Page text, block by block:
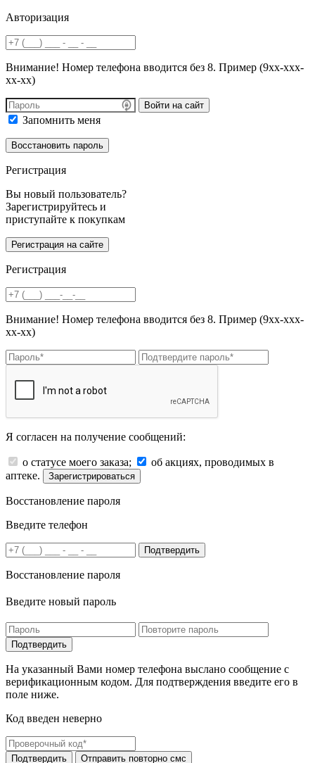
Авторизация
Внимание! Номер телефона вводится без 8. Пример (9хх-ххх-
хх-хх)
Войти на сайт
Запомнить меня
Регистрация
Вы новый пользователь?
Зарегистрируйтесь и
приступайте к покупкам
Регистрация
Внимание! Номер телефона вводится без 8. Пример (9хх-ххх-
хх-хх)
Я согласен на получение сообщений:
о статусе моего заказа;
об акциях, проводимых в
аптеке.
Зарегистрироваться
Восстановление пароля
Введите телефон
Подтвердить
Восстановление пароля
Введите новый пароль
На указанный Вами номер телефона выслано сообщение с
верификационным кодом. Для подтверждения введите его в
поле ниже.
Код введен неверно